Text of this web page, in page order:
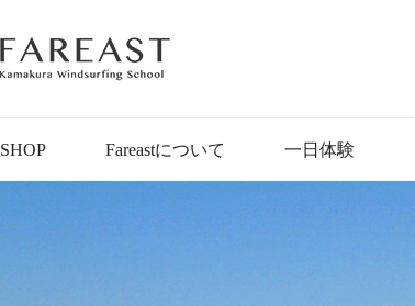
SHOP Fareastについて 一日体験